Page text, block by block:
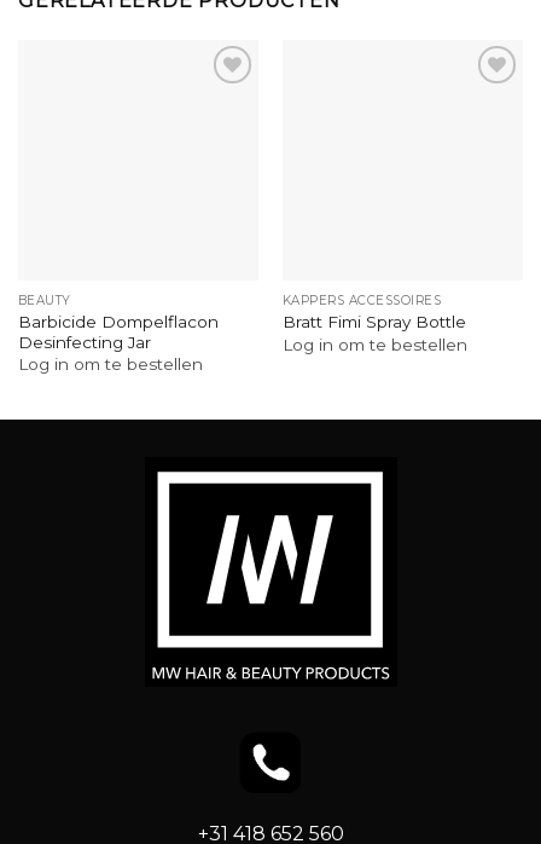
BEAUTY
Barbicide Dompelflacon
Desinfecting Jar
Log in om te bestellen
KAPPERS ACCESSOIRES
Bratt Fimi Spray Bottle
Log in om te bestellen
+31 418 652 560